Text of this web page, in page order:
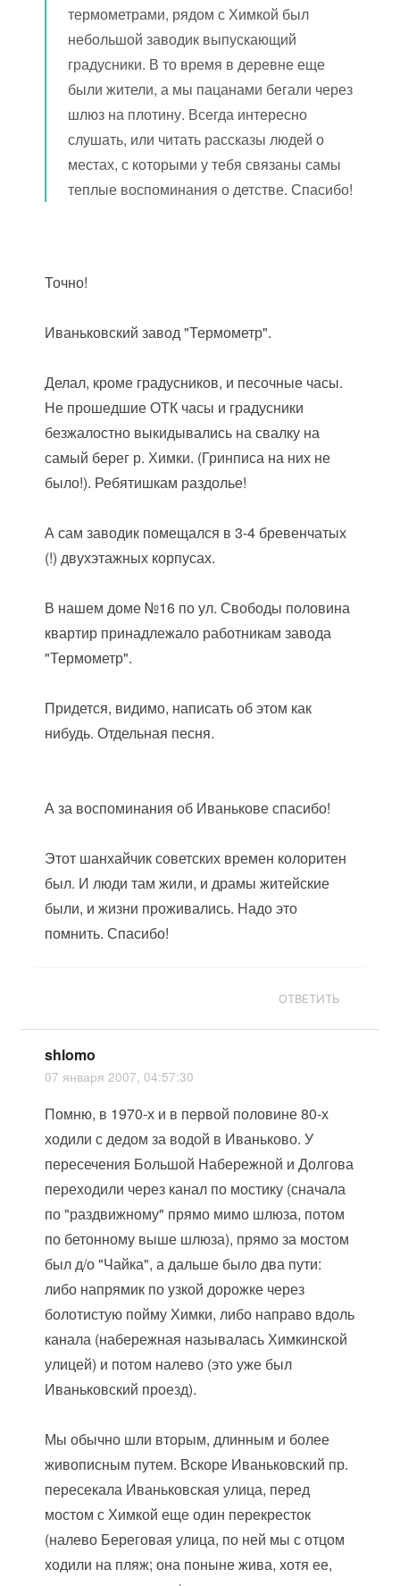
термометрами, рядом с Химкой был
небольшой заводик выпускающий
градусники. В то время в деревне еще
были жители, а мы пацанами бегали через
шлюз на плотину. Всегда интересно
слушать, или читать рассказы людей о
местах, с которыми у тебя связаны самы
теплые воспоминания о детстве. Спасибо!
Точно!
Иваньковский завод "Термометр".
Делал, кроме градусников, и песочные часы.
Не прошедшие ОТК часы и градусники
безжалостно выкидывались на свалку на
самый берег р. Химки. (Гринписа на них не
было!). Ребятишкам раздолье!
А сам заводик помещался в 3-4 бревенчатых
(!) двухэтажных корпусах.
В нашем доме №16 по ул. Свободы половина
квартир принадлежало работникам завода
"Термометр".
Придется, видимо, написать об этом как
нибудь. Отдельная песня.
А за воспоминания об Иванькове спасибо!
Этот шанхайчик советских времен колоритен
был. И люди там жили, и драмы житейские
были, и жизни проживались. Надо это
помнить. Спасибо!
ОТВЕТИТЬ
shlomo
07 января 2007, 04:57:30
Помню, в 1970-х и в первой половине 80-х
ходили с дедом за водой в Иваньково. У
пересечения Большой Набережной и Долгова
переходили через канал по мостику (сначала
по "раздвижному" прямо мимо шлюза, потом
по бетонному выше шлюза), прямо за мостом
был д/о "Чайка", а дальше было два пути:
либо напрямик по узкой дорожке через
болотистую пойму Химки, либо направо вдоль
канала (набережная называлась Химкинской
улицей) и потом налево (это уже был
Иваньковский проезд).
Мы обычно шли вторым, длинным и более
живописным путем. Вскоре Иваньковский пр.
пересекала Иваньковская улица, перед
мостом с Химкой еще один перекресток
(налево Береговая улица, по ней мы с отцом
ходили на пляж; она поныне жива, хотя ее,